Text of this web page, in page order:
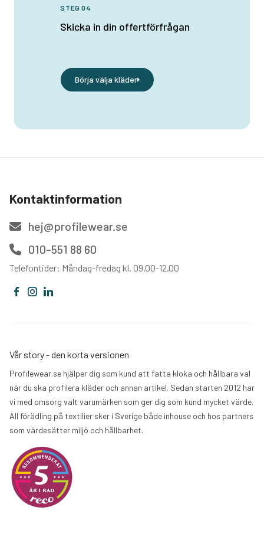
STEG 04
Skicka in din offertförfrågan
Börja välja kläder
Kontaktinformation
hej@profilewear.se
010-551 88 60
Telefontider: Måndag-fredag kl. 09.00-12.00
Vår story - den korta versionen
Profilewear.se hjälper dig som kund att fatta kloka och hållbara val
när du ska profilera kläder och annan artikel. Sedan starten 2012 har
vi med omsorg valt varumärken som ger dig som kund mycket värde.
All förädling på textilier sker i Sverige både inhouse och hos partners
som värdesätter miljö och hållbarhet.